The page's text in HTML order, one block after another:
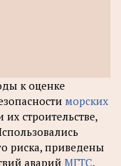
к оценке
морских
их строительстве,
риска, приведены
аварий МГТС.